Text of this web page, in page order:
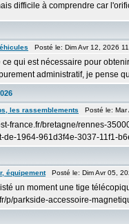
difficile à comprendre car
Posté le: Dim Avr 12, 2026
ce qui est nécessaire pour
administratif, je pense
les rassemblements Posté le:
france.fr/bretagne/rennes-
de-1964-961d3f4e-3037-11f1-
équipementPosté le: Dim Avr 05,
un moment une tige
p/parkside-accessoire-